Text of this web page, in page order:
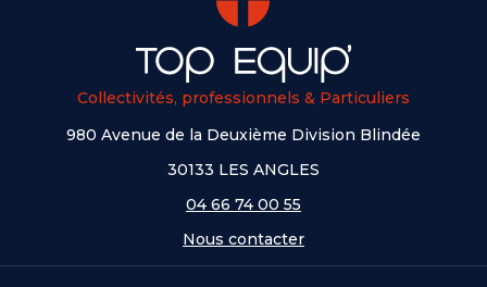
Collectivités, professionnels & Particuliers
980 Avenue de la Deuxième Division Blindée
30133 LES ANGLES
04 66 74 00 55
Nous contacter